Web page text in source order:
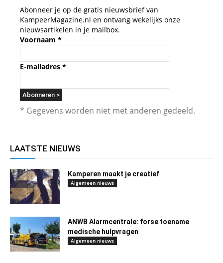
Abonneer je op de gratis nieuwsbrief van
KampeerMagazine.nl en ontvang wekelijks onze
nieuwsartikelen in je mailbox.
Voornaam *
E-mailadres *
* Gegevens worden niet met anderen gedeeld.
LAATSTE NIEUWS
Kamperen maakt je creatief
Algemeen nieuws
ANWB Alarmcentrale: forse toename
medische hulpvragen
Algemeen nieuws